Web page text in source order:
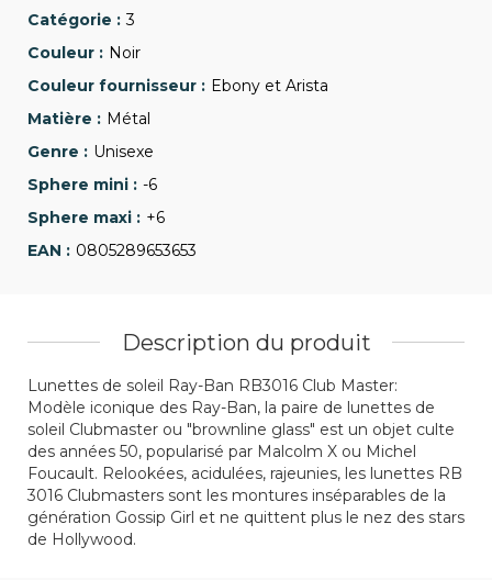
3
Noir
Ebony et Arista
Métal
Unisexe
-6
+6
0805289653653
Description du produit
Lunettes de soleil Ray-Ban RB3016 Club Master:
Modèle iconique des Ray-Ban, la paire de lunettes de
soleil Clubmaster ou "brownline glass" est un objet culte
des années 50, popularisé par Malcolm X ou Michel
Foucault. Relookées, acidulées, rajeunies, les lunettes RB
3016 Clubmasters sont les montures inséparables de la
génération Gossip Girl et ne quittent plus le nez des stars
de Hollywood.